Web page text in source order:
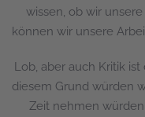
wissen, ob wir
können wir unsere
Lob, aber auch Kritik
diesem Grund würden
Zeit nehmen